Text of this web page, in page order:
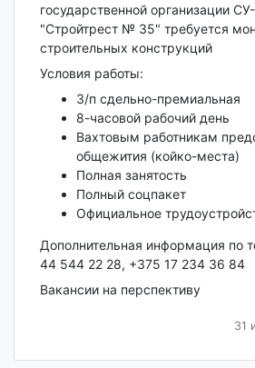
государственной организации
"Стройтрест № 35" требуется
строительных конструкций
Условия работы:
З/п сдельно-премиальная
8-часовой рабочий день
Вахтовым работникам
общежития (койко-места)
Полная занятость
Полный соцпакет
Официальное
Дополнительная информация по
44 544 22 28, +375 17 234 36 84
Вакансии на перспективу
31